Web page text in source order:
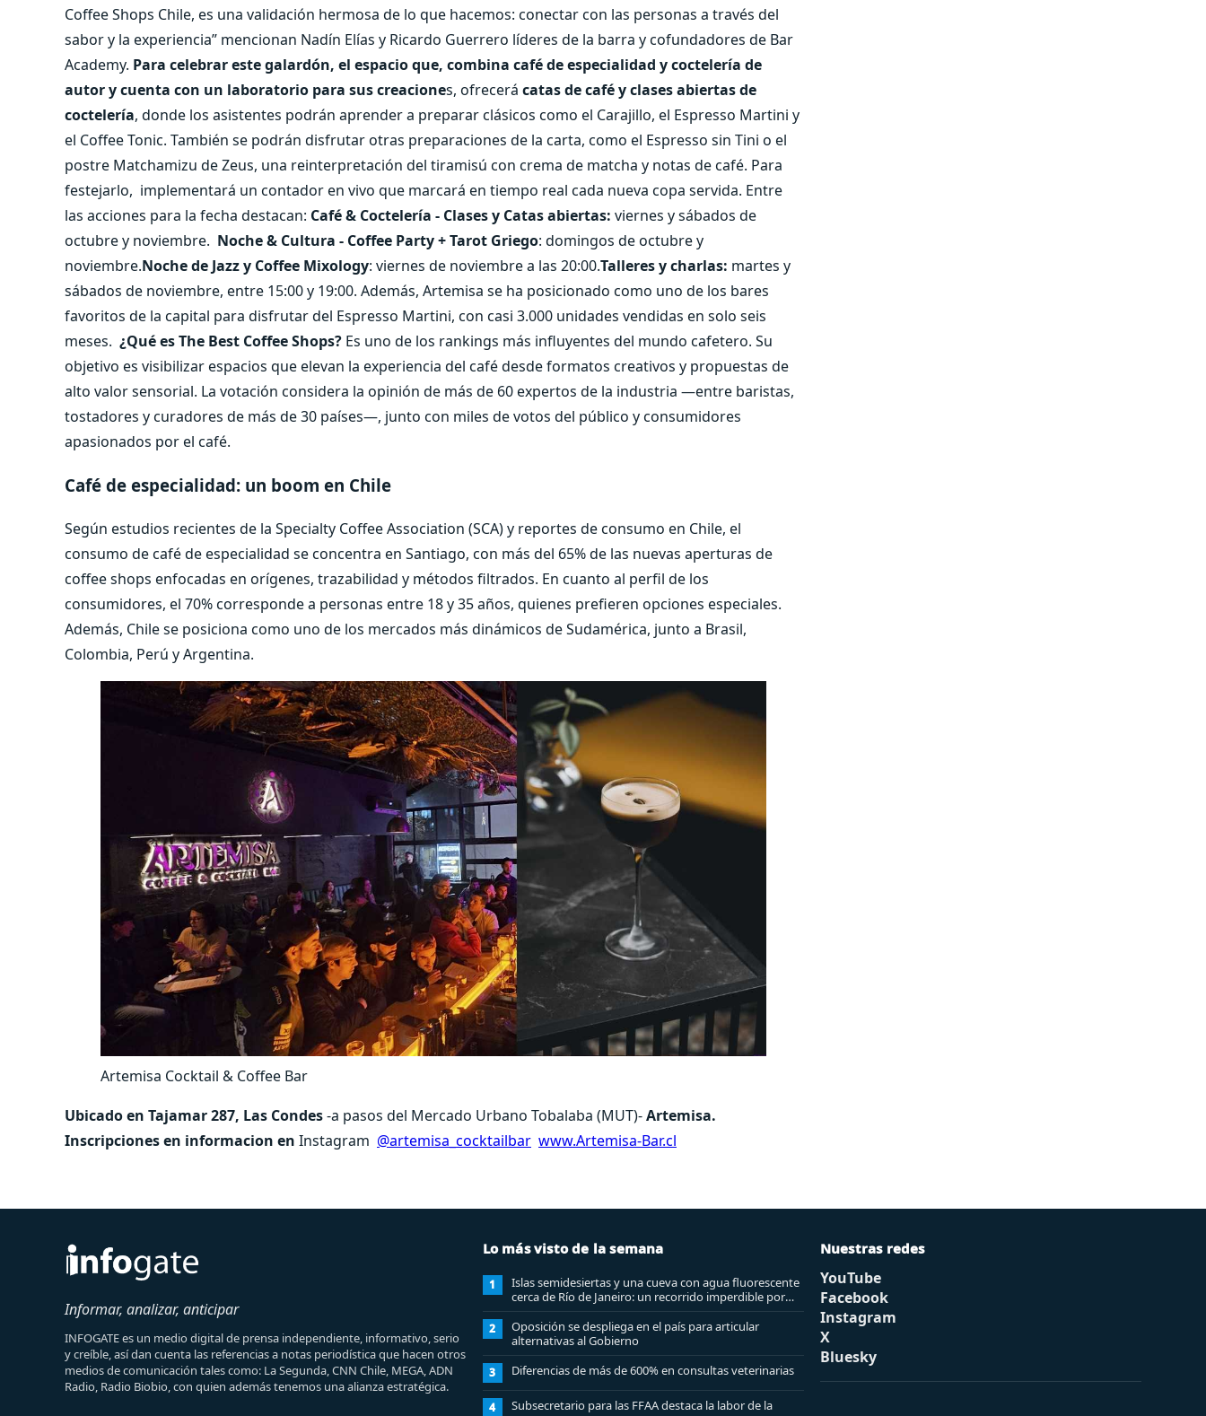
Coffee Shops Chile, es una validación hermosa de lo que hacemos: conectar con las personas a través del
sabor y la experiencia” mencionan Nadín Elías y Ricardo Guerrero líderes de la barra y cofundadores de Bar
Academy. Para celebrar este galardón, el espacio que, combina café de especialidad y coctelería de
autor y cuenta con un laboratorio para sus creaciones, ofrecerá catas de café y clases abiertas de
coctelería, donde los asistentes podrán aprender a preparar clásicos como el Carajillo, el Espresso Martini y
el Coffee Tonic. También se podrán disfrutar otras preparaciones de la carta, como el Espresso sin Tini o el
postre Matchamizu de Zeus, una reinterpretación del tiramisú con crema de matcha y notas de café. Para
festejarlo, implementará un contador en vivo que marcará en tiempo real cada nueva copa servida. Entre
las acciones para la fecha destacan: Café & Coctelería - Clases y Catas abiertas: viernes y sábados de
octubre y noviembre. Noche & Cultura - Coffee Party + Tarot Griego: domingos de octubre y
noviembre.Noche de Jazz y Coffee Mixology: viernes de noviembre a las 20:00.Talleres y charlas: martes y
sábados de noviembre, entre 15:00 y 19:00. Además, Artemisa se ha posicionado como uno de los bares
favoritos de la capital para disfrutar del Espresso Martini, con casi 3.000 unidades vendidas en solo seis
meses. ¿Qué es The Best Coffee Shops? Es uno de los rankings más influyentes del mundo cafetero. Su
objetivo es visibilizar espacios que elevan la experiencia del café desde formatos creativos y propuestas de
alto valor sensorial. La votación considera la opinión de más de 60 expertos de la industria —entre baristas,
tostadores y curadores de más de 30 países—, junto con miles de votos del público y consumidores
apasionados por el café.
Café de especialidad: un boom en Chile
Según estudios recientes de la Specialty Coffee Association (SCA) y reportes de consumo en Chile, el
consumo de café de especialidad se concentra en Santiago, con más del 65% de las nuevas aperturas de
coffee shops enfocadas en orígenes, trazabilidad y métodos filtrados. En cuanto al perfil de los
consumidores, el 70% corresponde a personas entre 18 y 35 años, quienes prefieren opciones especiales.
Además, Chile se posiciona como uno de los mercados más dinámicos de Sudamérica, junto a Brasil,
Colombia, Perú y Argentina.
Artemisa Cocktail & Coffee Bar
Ubicado en Tajamar 287, Las Condes-a pasos del Mercado Urbano Tobalaba (MUT)-Artemisa.
Inscripciones en informacion en Instagram @artemisa_cocktailbar www.Artemisa-Bar.cl
Informar, analizar, anticipar
INFOGATE es un medio digital de prensa independiente, informativo, serio
y creíble, así dan cuenta las referencias a notas periodística que hacen otros
medios de comunicación tales como: La Segunda, CNN Chile, MEGA, ADN
Radio, Radio Biobio, con quien además tenemos una alianza estratégica.
Lo más visto de la semana
1
Islas semidesiertas y una cueva con agua fluorescente
cerca de Río de Janeiro: un recorrido imperdible por
Angra dos Reis
2
Oposición se despliega en el país para articular
alternativas al Gobierno
3 Diferencias de más de 600% en consultas veterinarias
4
Subsecretario para las FFAA destaca la labor de la
Nuestras redes
YouTube
Facebook
Instagram
X
Bluesky